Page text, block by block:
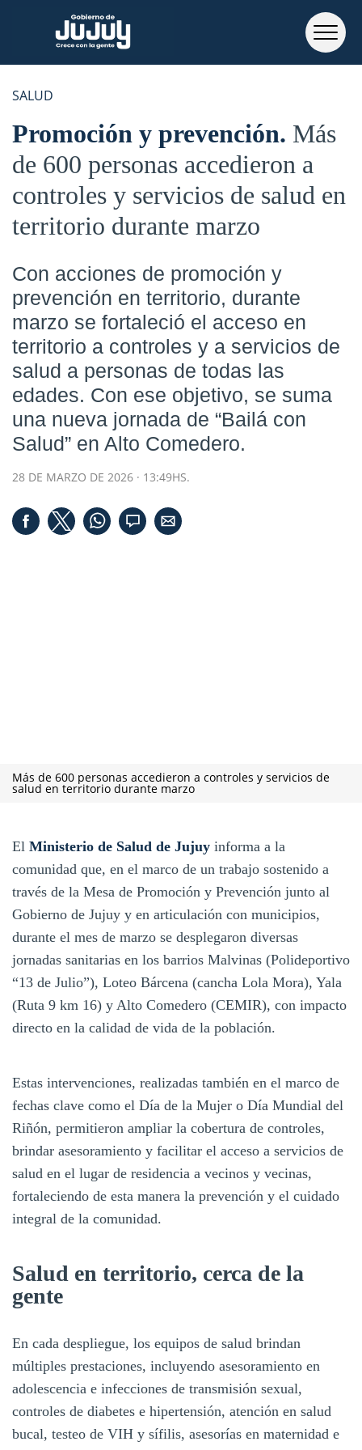
SALUD
Promoción y prevención Más
de 600 personas accedieron a
controles y servicios de salud en
territorio durante marzo
Con acciones de promoción y
prevención en territorio, durante
marzo se fortaleció el acceso en
territorio a controles y a servicios de
salud a personas de todas las
edades. Con ese objetivo, se suma
una nueva jornada de “Bailá con
Salud” en Alto Comedero.
28 DE MARZO DE 2026 · 13:49HS.
Más de 600 personas accedieron a controles y servicios de
salud en territorio durante marzo
El Ministerio de Salud de Jujuy informa a la
comunidad que, en el marco de un trabajo sostenido a
través de la Mesa de Promoción y Prevención junto al
Gobierno de Jujuy y en articulación con municipios,
durante el mes de marzo se desplegaron diversas
jornadas sanitarias en los barrios Malvinas (Polideportivo
“13 de Julio”), Loteo Bárcena (cancha Lola Mora), Yala
(Ruta 9 km 16) y Alto Comedero (CEMIR), con impacto
directo en la calidad de vida de la población.
Estas intervenciones, realizadas también en el marco de
fechas clave como el Día de la Mujer o Día Mundial del
Riñón, permitieron ampliar la cobertura de controles,
brindar asesoramiento y facilitar el acceso a servicios de
salud en el lugar de residencia a vecinos y vecinas,
fortaleciendo de esta manera la prevención y el cuidado
integral de la comunidad.
Salud en territorio, cerca de la
gente
En cada despliegue, los equipos de salud brindan
múltiples prestaciones, incluyendo asesoramiento en
adolescencia e infecciones de transmisión sexual,
controles de diabetes e hipertensión, atención en salud
bucal, testeo de VIH y sífilis, asesorías en maternidad e